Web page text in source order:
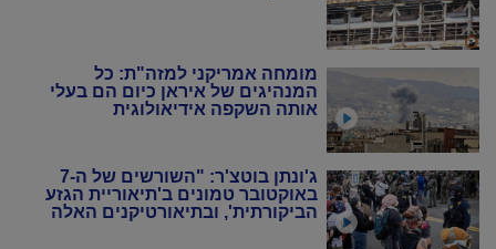
מומחה אמריקני למזה"ת: כל
המנהיגים של איראן כיום הם בעלי
אותה השקפה אידיאולוגית
ג'ונתן בוטצ'ר: "השורשים של ה-7
באוקטובר טמונים ב'תיאוריית הגזע
הביקורתית', ובתיאורטיקנים האלה